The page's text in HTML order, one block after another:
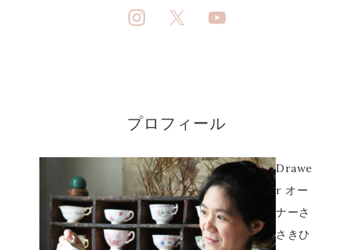
プロフィール
Drawe
r オー
ナーさ
さきひ